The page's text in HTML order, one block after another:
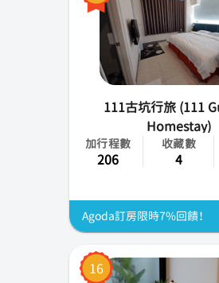
111古坑行旅 (111
Homestay)
加行程數
206
收藏數
4
Agoda訂房限時7%回饋！
16